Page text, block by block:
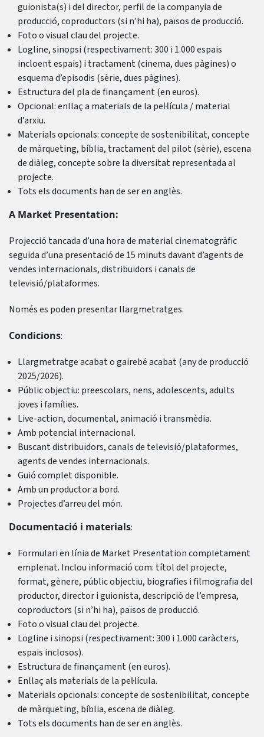
guionista(s) i del director, perfil de la companyia de
producció, coproductors (si n’hi ha), països de producció.
Foto o visual clau del projecte.
Logline, sinopsi (respectivament: 300 i 1.000 espais
incloent espais) i tractament (cinema, dues pàgines) o
esquema d’episodis (sèrie, dues pàgines).
Estructura del pla de finançament (en euros).
Opcional: enllaç a materials de la pel·lícula / material
d’arxiu.
Materials opcionals: concepte de sostenibilitat, concepte
de màrqueting, bíblia, tractament del pilot (sèrie), escena
de diàleg, concepte sobre la diversitat representada al
projecte.
Tots els documents han de ser en anglès.
A Market Presentation:
Projecció tancada d’una hora de material cinematogràfic
seguida d’una presentació de 15 minuts davant d’agents de
vendes internacionals, distribuïdors i canals de
televisió/plataformes.
Només es poden presentar llargmetratges.
Condicions:
Llargmetratge acabat o gairebé acabat (any de producció
2025/2026).
Públic objectiu: preescolars, nens, adolescents, adults
joves i famílies.
Live-action, documental, animació i transmèdia.
Amb potencial internacional.
Buscant distribuïdors, canals de televisió/plataformes,
agents de vendes internacionals.
Guió complet disponible.
Amb un productor a bord.
Projectes d’arreu del món.
Documentació i materials:
Formulari en línia de Market Presentation completament
emplenat. Inclou informació com: títol del projecte,
format, gènere, públic objectiu, biografies i filmografia del
productor, director i guionista, descripció de l’empresa,
coproductors (si n’hi ha), països de producció.
Foto o visual clau del projecte.
Logline i sinopsi (respectivament: 300 i 1.000 caràcters,
espais inclosos).
Estructura de finançament (en euros).
Enllaç als materials de la pel·lícula.
Materials opcionals: concepte de sostenibilitat, concepte
de màrqueting, bíblia, escena de diàleg.
Tots els documents han de ser en anglès.